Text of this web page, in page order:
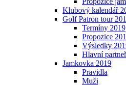
Klubový kalendář
Golf Patron tour
Termíny 2019
Propozice
Výsledky
Hlavní
Jamkovka 2019
Pravidla
Muži